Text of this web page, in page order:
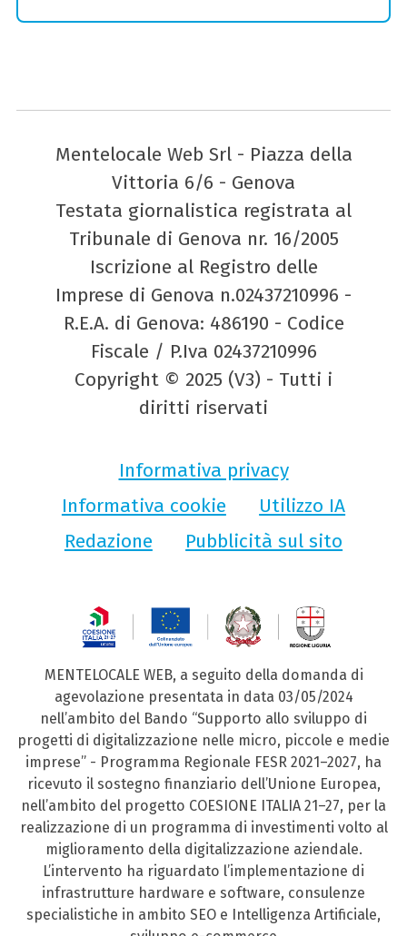
Mentelocale Web Srl - Piazza della
Vittoria 6/6 - Genova
Testata giornalistica registrata al
Tribunale di Genova nr. 16/2005
Iscrizione al Registro delle
Imprese di Genova n.02437210996 -
R.E.A. di Genova: 486190 - Codice
Fiscale / P.Iva 02437210996
Copyright © 2025 (V3) - Tutti i
diritti riservati
Informativa privacy
Informativa cookie
Utilizzo IA
Redazione
Pubblicità sul sito
MENTELOCALE WEB, a seguito della domanda di
agevolazione presentata in data 03/05/2024
nell’ambito del Bando “Supporto allo sviluppo di
progetti di digitalizzazione nelle micro, piccole e medie
imprese” - Programma Regionale FESR 2021–2027, ha
ricevuto il sostegno finanziario dell’Unione Europea,
nell’ambito del progetto COESIONE ITALIA 21–27, per la
realizzazione di un programma di investimenti volto al
miglioramento della digitalizzazione aziendale.
L’intervento ha riguardato l’implementazione di
infrastrutture hardware e software, consulenze
specialistiche in ambito SEO e Intelligenza Artificiale,